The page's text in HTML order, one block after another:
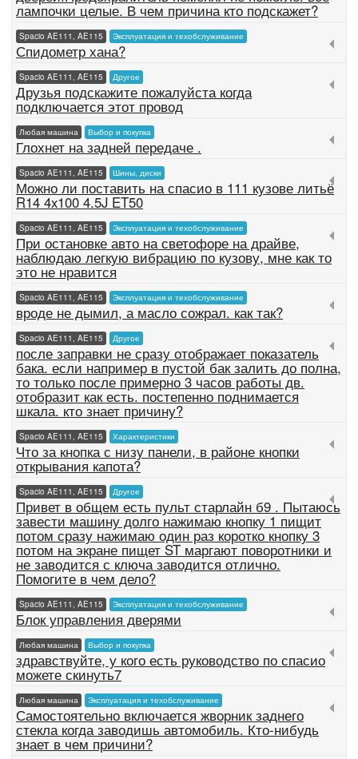
лампочки целые. В чем причина кто подскажет?
Spacio AE111, AE115 Эксплуатация и техобслуживание
Спидометр хана?
Spacio AE111, AE115 Другое
Друзья подскажите пожалуйста когда
подключается этот провод
Любая машина Выбор и покупка
Глохнет на задней передаче .
Spacio AE111, AE115 Шины, диски
Можно ли поставить на спасио в 111 кузове литьё
R14 4x100 4.5J ET50
Spacio AE111, AE115 Эксплуатация и техобслуживание
При остановке авто на светофоре на драйве,
наблюдаю легкую вибрацию по кузову, мне как то
это не нравится
Spacio AE111, AE115 Эксплуатация и техобслуживание
вроде не дымил, а масло сожрал. как так?
Spacio AE111, AE115 Другое
после заправки не сразу отображает показатель
бака. если например в пустой бак залить до полна,
то только после примерно 3 часов работы дв.
отобразит как есть. постепенно поднимается
шкала. кто знает причину?
Spacio AE111, AE115 Характеристики
Что за кнопка с низу панели, в районе кнопки
открывания капота?
Spacio AE111, AE115 Другое
Привет в общем есть пульт старлайн б9 . Пытаюсь
завести машину долго нажимаю кнопку 1 пищит
потом сразу нажимаю один раз коротко кнопку 3
потом на экране пищет ST маргают поворотники и
не заводится с ключа заводится отлично.
Помогите в чем дело?
Spacio AE111, AE115 Эксплуатация и техобслуживание
Блок управления дверями
Любая машина Выбор и покупка
здравствуйте, у кого есть руководство по спасио
можете скинуть7
Любая машина Эксплуатация и техобслуживание
Самостоятельно включается жворник заднего
стекла когда заводишь автомобиль. Кто-нибудь
знает в чем причини?